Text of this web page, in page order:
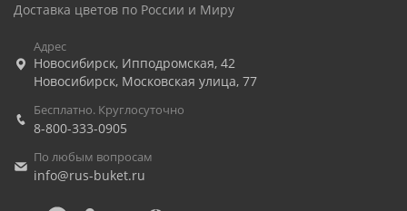
Доставка цветов по России и Миру
Адрес
Новосибирск, Ипподромская, 42
Новосибирск, Московская улица, 77
Бесплатно. Круглосуточно
8-800-333-0905
По любым вопросам
info@rus-buket.ru